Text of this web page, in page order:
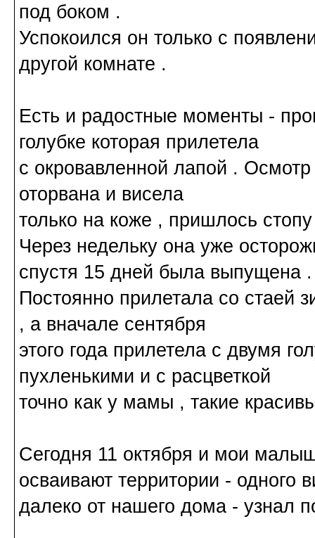
под боком .
Успокоился он только с
другой комнате .
Есть и радостные моменты -
голубке которая прилетела
с окровавленной лапой .
оторвана и висела
только на коже , пришлось
Через недельку она уже
спустя 15 дней была выпущена .
Постоянно прилетала со стаей
, а вначале сентября
этого года прилетела с двумя
пухленькими и с расцветкой
точно как у мамы , такие
Сегодня 11 октября и мои
осваивают территории - одного
далеко от нашего дома - узнал